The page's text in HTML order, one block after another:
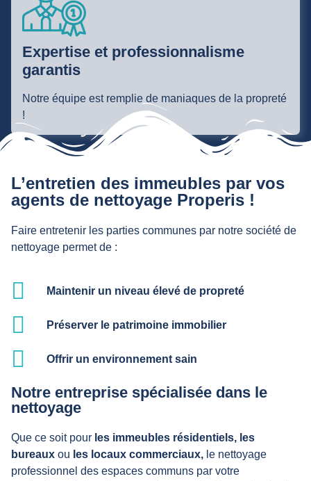
Expertise et professionnalisme
garantis
Notre équipe est remplie de maniaques de la propreté
L’entretien des immeubles par vos
agents de nettoyage Properis !
Faire entretenir les parties communes par notre société de
nettoyage permet de :
Maintenir un niveau élevé de propreté
Préserver le patrimoine immobilier
Offrir un environnement sain
Notre entreprise spécialisée dans le
nettoyage
Que ce soit pour les immeubles résidentiels, les
bureaux ou les locaux commerciaux, le nettoyage
professionnel des espaces communs par votre